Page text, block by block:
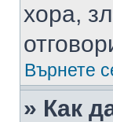
хора,
Върнете
» Как